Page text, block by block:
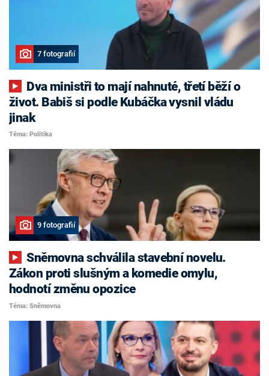
7 fotografií
život. Babiš si podle Kubáčka vysnil vládu
jinak
Téma: Politika
9 fotografií
Sněmovna schválila stavební novelu.
Zákon proti slušným a komedie omylu,
hodnotí změnu opozice
Téma: Sněmovna